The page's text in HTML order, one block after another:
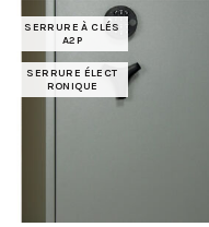
SERRURE À CLÉS
A2P
SERRURE ÉLECT
RONIQUE